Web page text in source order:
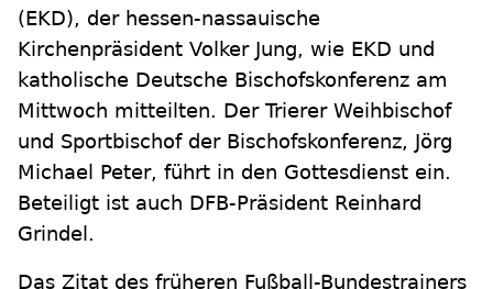
(EKD), der hessen-nassauische
Kirchenpräsident Volker Jung, wie EKD und
katholische Deutsche Bischofskonferenz am
Mittwoch mitteilten. Der Trierer Weihbischof
und Sportbischof der Bischofskonferenz, Jörg
Michael Peter, führt in den Gottesdienst ein.
Beteiligt ist auch DFB-Präsident Reinhard
Grindel.
Das Zitat des früheren Fußball-Bundestrainers